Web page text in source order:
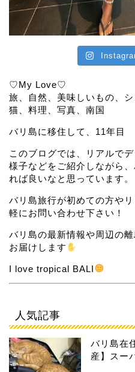
♡My Love♡
旅、自然、美味しいもの、
猫、料理、写真、南国
バリ島に移住して、11年目
このブログでは、リアルで
様子などをご紹介しながら
れば良いなと思っています。
バリ島旅行が初めての方や
軽にお問い合わせ下さい！
バリ島の最新情報や周辺の
お届けします
I love tropical BALI
人気記事
バリ島在
産】スー